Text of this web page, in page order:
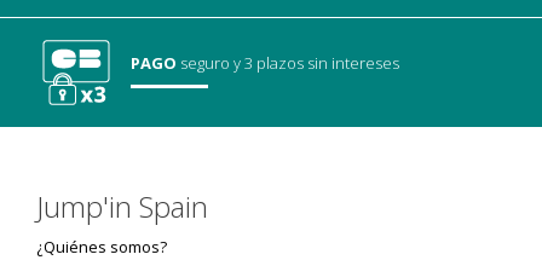
PAGO seguroy 3 plazos sin intereses
Jump'in Spain
¿Quiénes somos?